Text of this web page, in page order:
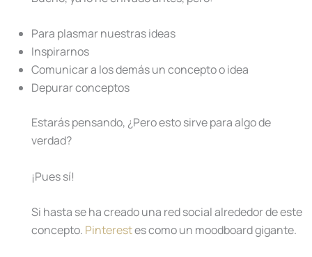
Para plasmar nuestras ideas
Inspirarnos
Comunicar a los demás un concepto o idea
Depurar conceptos
Estarás pensando, ¿Pero esto sirve para algo de
verdad?
¡Pues sí!
Si hasta se ha creado una red social alrededor de este
concepto. Pinterestes como un moodboard gigante.